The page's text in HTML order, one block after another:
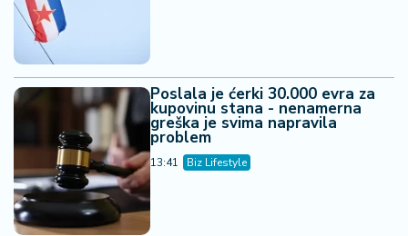
Poslala je ćerki 30.000 evra za
kupovinu stana - nenamerna
greška je svima napravila
problem
13:41 Biz Lifestyle